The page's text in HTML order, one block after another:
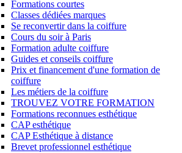
Formations courtes
Classes dédiées marques
Se reconvertir dans la coiffure
Cours du soir à Paris
Formation adulte coiffure
Guides et conseils coiffure
Prix et financement d'une formation de
coiffure
Les métiers de la coiffure
TROUVEZ VOTRE FORMATION
Formations reconnues esthétique
CAP esthétique
CAP Esthétique à distance
Brevet professionnel esthétique